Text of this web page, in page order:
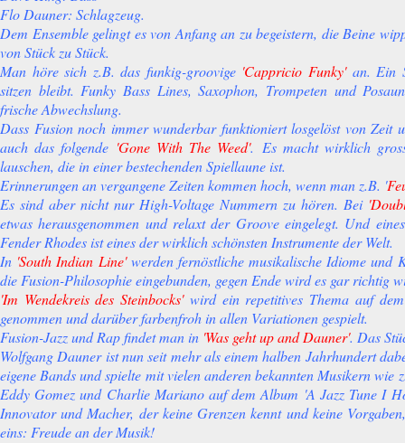
Flo Dauner: Schlagzeug.
Dem Ensemble gelingt es von Anfang an zu begeistern, die Beine
von Stück zu Stück.
Man höre sich z.B. das funkig-groovige 'Cappricio Funky'an. Ein
sitzen bleibt. Funky Bass Lines, Saxophon, Trompeten und
frische Abwechslung.
Dass Fusion noch immer wunderbar funktioniert losgelöst von Zeit
auch das folgende 'Gone With The Weed'. Es macht wirklich
lauschen, die in einer bestechenden Spiellaune ist.
Erinnerungen an vergangene Zeiten kommen hoch, wenn man z.B. '
Es sind aber nicht nur High-Voltage Nummern zu hören. Bei
etwas herausgenommen und relaxt der Groove eingelegt. Und
Fender Rhodes ist eines der wirklich schönsten Instrumente der Welt.
In 'South Indian Line'werden fernöstliche musikalische Idiome und
die Fusion-Philosophie eingebunden, gegen Ende wird es gar richtig
'Im Wendekreis des Steinbocks'wird ein repetitives Thema auf
genommen und darüber farbenfroh in allen Variationen gespielt.
Fusion-Jazz und Rap findet man in 'Was geht up and Dauner'. Das
Wolfgang Dauner ist nun seit mehr als einem halben Jahrhundert
eigene Bands und spielte mit vielen anderen bekannten Musikern wie
Eddy Gomez und Charlie Mariano auf dem Album 'A Jazz Tune I
Innovator und Macher, der keine Grenzen kennt und keine
eins: Freude an der Musik!